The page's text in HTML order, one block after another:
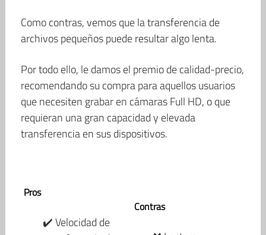
Como contras, vemos que la transferencia de
archivos pequeños puede resultar algo lenta.
Por todo ello, le damos el premio de calidad-precio,
recomendando su compra para aquellos usuarios
que necesiten grabar en cámaras Full HD, o que
requieran una gran capacidad y elevada
transferencia en sus dispositivos.
Pros
✔️ Velocidad de
Contras